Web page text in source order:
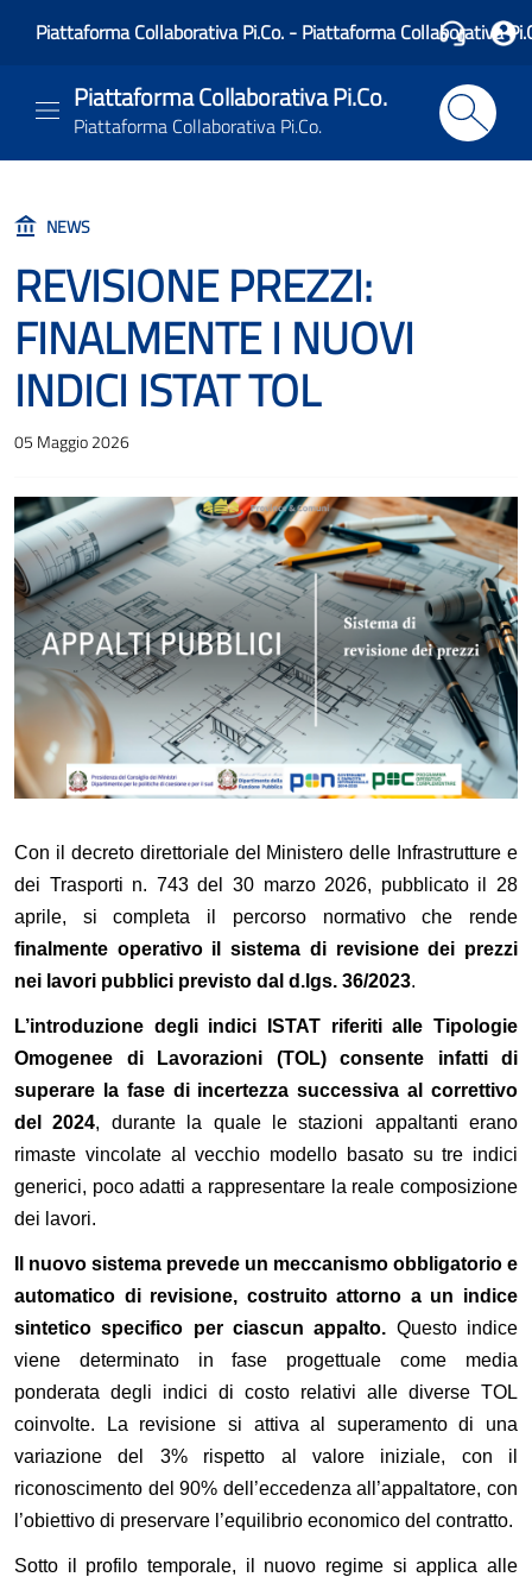
Piattaforma Collaborativa Pi.Co. - Piattaforma Collaborativa
Piattaforma Collaborativa Pi.Co.
Piattaforma Collaborativa Pi.Co.
NEWS
REVISIONE PREZZI:
FINALMENTE I NUOVI
INDICI ISTAT TOL
05 Maggio 2026
Con il decreto direttoriale del Ministero delle Infrastrutture e
dei Trasporti n. 743 del 30 marzo 2026, pubblicato il 28
aprile, si completa il percorso normativo che rende
finalmente operativo il sistema di revisione dei prezzi
nei lavori pubblici previsto dal d.lgs. 36/2023.
L’introduzione degli indici ISTAT riferiti alle Tipologie
Omogenee di Lavorazioni (TOL) consente infatti di
superare la fase di incertezza successiva al correttivo
del 2024, durante la quale le stazioni appaltanti erano
rimaste vincolate al vecchio modello basato su tre indici
generici, poco adatti a rappresentare la reale composizione
dei lavori.
Il nuovo sistema prevede un meccanismo obbligatorio e
automatico di revisione, costruito attorno a un indice
sintetico specifico per ciascun appalto. Questo indice
viene determinato in fase progettuale come media
ponderata degli indici di costo relativi alle diverse TOL
coinvolte. La revisione si attiva al superamento di una
variazione del 3% rispetto al valore iniziale, con il
riconoscimento del 90% dell’eccedenza all’appaltatore, con
l’obiettivo di preservare l’equilibrio economico del contratto.
Sotto il profilo temporale, il nuovo regime si applica alle